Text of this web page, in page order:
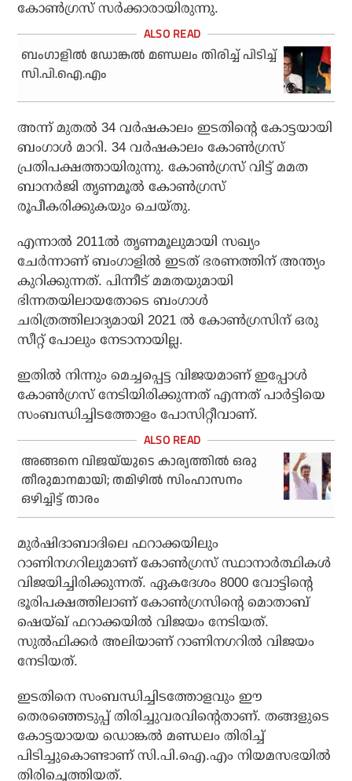
കോണ്‍ഗ്രസ് സര്‍ക്കാരായിരുന്നു.
ബംഗാളിൽ ഡോങ്കൽ മണ്ഡലം തിരിച്ച് പിടിച്ച്
സി.പി.ഐ.എം
അന്ന് മുതല്‍ 34 വര്‍ഷകാലം ഇടതിന്റെ കോട്ടയായി
ബംഗാള്‍ മാറി. 34 വര്‍ഷകാലം കോണ്‍ഗ്രസ്
പ്രതിപക്ഷത്തായിരുന്നു. കോണ്‍ഗ്രസ് വിട്ട് മമത
ബാനര്‍ജി തൃണമൂല്‍ കോണ്‍ഗ്രസ്
രൂപീകരിക്കുകയും ചെയ്തു.
എന്നാല്‍ 2011ല്‍ തൃണമൂലുമായി സഖ്യം
ചേര്‍ന്നാണ് ബംഗാളില്‍ ഇടത് ഭരണത്തിന് അന്ത്യം
കുറിക്കുന്നത്. പിന്നീട് മമതയുമായി
ഭിന്നതയിലായതോടെ ബംഗാള്‍
ചരിത്രത്തിലാദ്യമായി 2021 ല്‍ കോണ്‍ഗ്രസിന് ഒരു
സീറ്റ് പോലും നേടാനായില്ല.
ഇതില്‍ നിന്നും മെച്ചപ്പെട്ട വിജയമാണ് ഇപ്പോള്‍
കോണ്‍ഗ്രസ് നേടിയിരിക്കുന്നത് എന്നത് പാര്‍ട്ടിയെ
സംബന്ധിച്ചിടത്തോളം പോസിറ്റീവാണ്.
അങ്ങനെ വിജയ്‌യുടെ കാര്യത്തില്‍ ഒരു
തീരുമാനമായി; തമിഴില്‍ സിംഹാസനം
ഒഴിച്ചിട്ട് താരം
മുര്‍ഷിദാബാദിലെ ഫറാക്കയിലും
റാണിനഗറിലുമാണ് കോണ്‍ഗ്രസ് സ്ഥാനാര്‍ത്ഥികള്‍
വിജയിച്ചിരിക്കുന്നത്. ഏകദേശം 8000 വോട്ടിന്റെ
ഭൂരിപക്ഷത്തിലാണ് കോണ്‍ഗ്രസിന്റെ മൊതാബ്
ഷെയ്ഖ് ഫറാക്കയില്‍ വിജയം നേടിയത്.
സുല്‍ഫിക്കര്‍ അലിയാണ് റാണിനഗറില്‍ വിജയം
നേടിയത്.
ഇടതിനെ സംബന്ധിച്ചിടത്തോളവും ഈ
തെരഞ്ഞെടുപ്പ് തിരിച്ചുവരവിന്റെതാണ്. തങ്ങളുടെ
കോട്ടയായയ ഡൊങ്കല്‍ മണ്ഡലം തിരിച്ച്
പിടിച്ചുകൊണ്ടാണ് സി.പി.ഐ.എം നിയമസഭയില്‍
തിരിച്ചെത്തിയത്.